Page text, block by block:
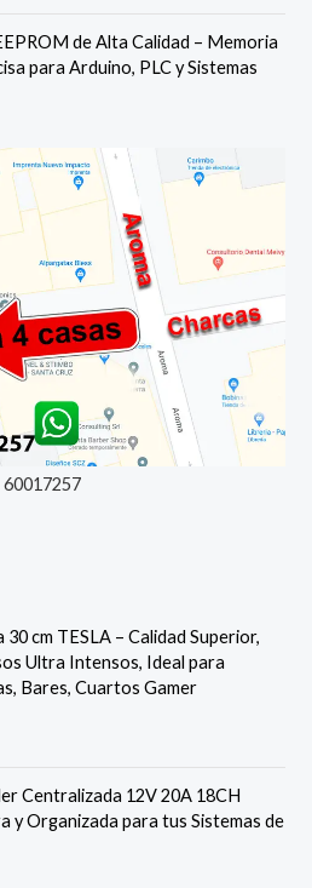
de Alta Calidad – Memoria
para Arduino, PLC y Sistemas
30 cm TESLA – Calidad Superior,
Ultra Intensos, Ideal para
Bares, Cuartos Gamer
Centralizada 12V 20A 18CH
y Organizada para tus Sistemas de